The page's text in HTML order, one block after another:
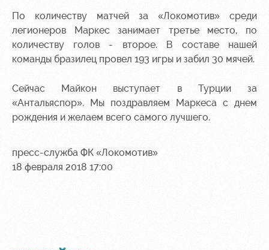
Информация
для
болельщиков
МГН
По количеству матчей за «Локомотив» среди
легионеров Маркес занимает третье место, по
количеству голов - второе. В составе нашей
команды бразилец провел 193 игры и забил 30 мячей.
Сейчас Майкон выступает в Турции за
«Антальяспор». Мы поздравляем Маркеса с днем
рождения и желаем всего самого лучшего.
пресс-служба ФК «Локомотив»
18 февраля 2018 17:00